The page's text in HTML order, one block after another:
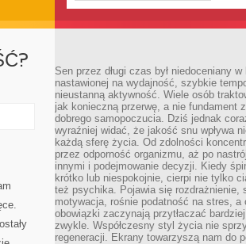
Sen przez długi czas był niedoceniany
nastawionej na wydajność, szybkie
nieustanną aktywność. Wiele osób
jak konieczną przerwę, a nie fundament
dobrego samopoczucia. Dziś jednak
wyraźniej widać, że jakość snu wpływa
każdą sferę życia. Od zdolności
przez odporność organizmu, aż po
innymi i podejmowanie decyzji. Kiedy
krótko lub niespokojnie, cierpi nie tylko
też psychika. Pojawia się rozdrażnienie,
motywacja, rośnie podatność na stres, a
obowiązki zaczynają przytłaczać
zwykle. Współczesny styl życia nie
regeneracji. Ekrany towarzyszą nam do